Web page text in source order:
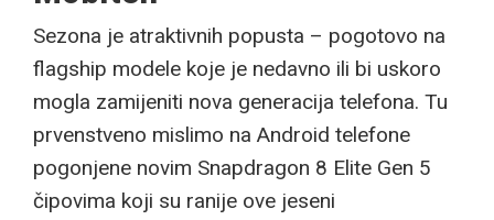
Sezona je atraktivnih popusta – pogotovo na
flagship modele koje je nedavno ili bi uskoro
mogla zamijeniti nova generacija telefona. Tu
prvenstveno mislimo na Android telefone
pogonjene novim Snapdragon 8 Elite Gen 5
čipovima koji su ranije ove jeseni